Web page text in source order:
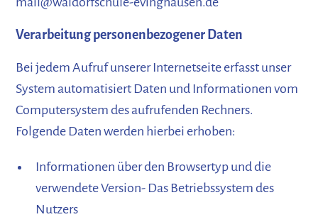
Verarbeitung personenbezogener Daten
Bei jedem Aufruf unserer Internetseite erfasst unser
System automatisiert Daten und Informationen vom
Computersystem des aufrufenden Rechners.
Folgende Daten werden hierbei erhoben:
Informationen über den Browsertyp und die
verwendete Version- Das Betriebssystem des
Nutzers